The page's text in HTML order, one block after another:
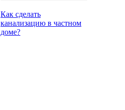
Как сделать
канализацию в частном
доме?